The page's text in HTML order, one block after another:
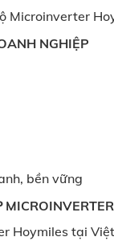
Microinverter
NGHIỆP
bền vững
Hoymiles tại